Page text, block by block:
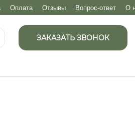
Оплата Отзывы Вопрос-ответ О
ЗАКАЗАТЬ ЗВОНОК